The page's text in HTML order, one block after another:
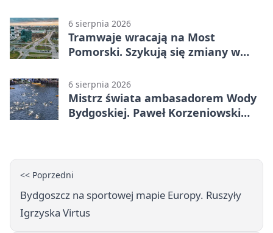
6 sierpnia 2026
Tramwaje wracają na Most
Pomorski. Szykują się zmiany w
6 sierpnia 2026
Mistrz świata ambasadorem Wody
Bydgoskiej. Paweł Korzeniowski
<< Poprzedni
Bydgoszcz na sportowej mapie Europy. Ruszyły
Igrzyska Virtus